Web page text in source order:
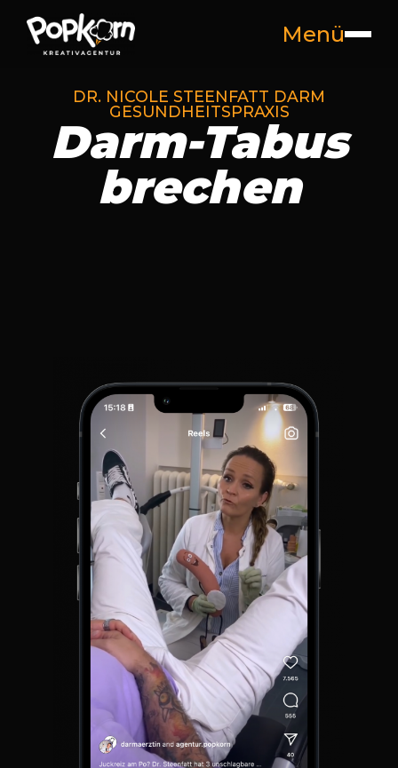
Menü
DR. NICOLE STEENFATT DARM
GESUNDHEITSPRAXIS
Darm-Tabus
brechen